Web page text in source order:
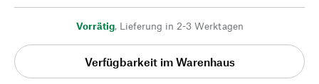
Vorrätig, Lieferung in 2-3 Werktagen
Verfügbarkeit im Warenhaus